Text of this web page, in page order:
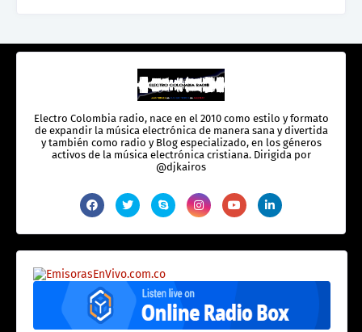
Electro Colombia radio, nace en el 2010 como estilo y formato
de expandir la música electrónica de manera sana y divertida
y también como radio y Blog especializado, en los géneros
activos de la música electrónica cristiana. Dirigida por
@djkairos